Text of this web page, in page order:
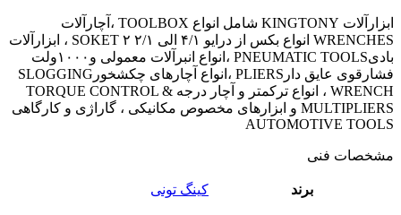
ابزارآلات KINGTONY شامل انواع TOOLBOX ،آچارآلات
WRENCHES انواع بکس از درایو ۴/۱ الی ۲/۱ ۲ SOKET ، ابزارآلات
بادیPNEUMATIC TOOLS ،انواع انبرآلات معمولی و۱۰۰۰ولت
فشارقوی عایق دارPLIERS ،انواع آچارهای چکشخورSLOGGING
WRENCH ، انواع ترکمتر و آچار درجه TORQUE CONTROL &
MULTIPLIERS و ابزارهای مخصوص مکانیکی ، گاراژی و کارگاهی
AUTOMOTIVE TOOLS
مشخصات فنی
برند کینگ تونی